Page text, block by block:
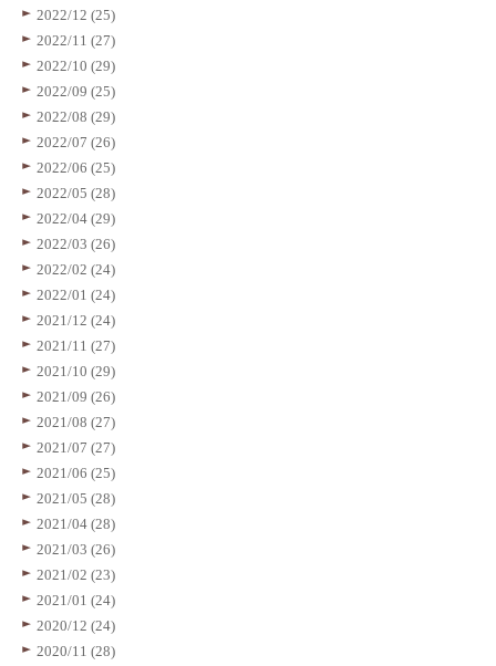
2022/12 (25)
2022/11 (27)
2022/10 (29)
2022/09 (25)
2022/08 (29)
2022/07 (26)
2022/06 (25)
2022/05 (28)
2022/04 (29)
2022/03 (26)
2022/02 (24)
2022/01 (24)
2021/12 (24)
2021/11 (27)
2021/10 (29)
2021/09 (26)
2021/08 (27)
2021/07 (27)
2021/06 (25)
2021/05 (28)
2021/04 (28)
2021/03 (26)
2021/02 (23)
2021/01 (24)
2020/12 (24)
2020/11 (28)